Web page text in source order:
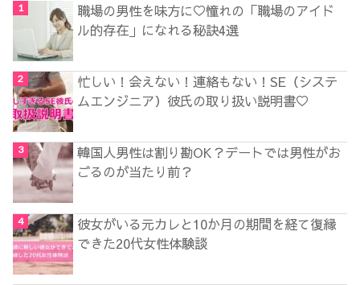
職場の男性を味方に♡憧れの「職場のアイド
ル的存在」になれる秘訣4選
忙しい！会えない！連絡もない！SE（システ
ムエンジニア）彼氏の取り扱い説明書♡
韓国人男性は割り勘OK？デートでは男性がお
ごるのが当たり前？
彼女がいる元カレと10か月の期間を経て復縁
できた20代女性体験談